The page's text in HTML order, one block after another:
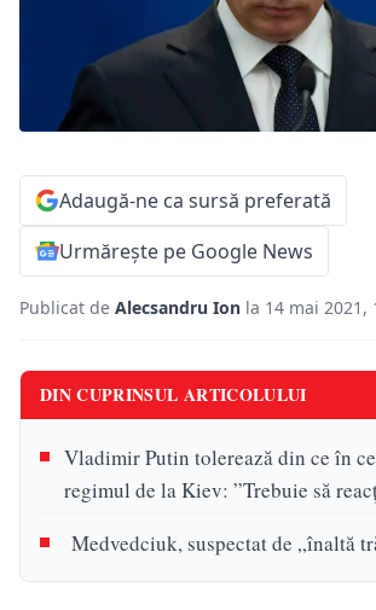
Adaugă-ne ca sursă preferată
Urmărește pe Google News
Publicat de Alecsandru Ion la 14 mai 2021,
DIN CUPRINSUL ARTICOLULUI
Vladimir Putin tolerează din ce în
regimul de la Kiev: ”Trebuie să
Medvedciuk, suspectat de „înaltă